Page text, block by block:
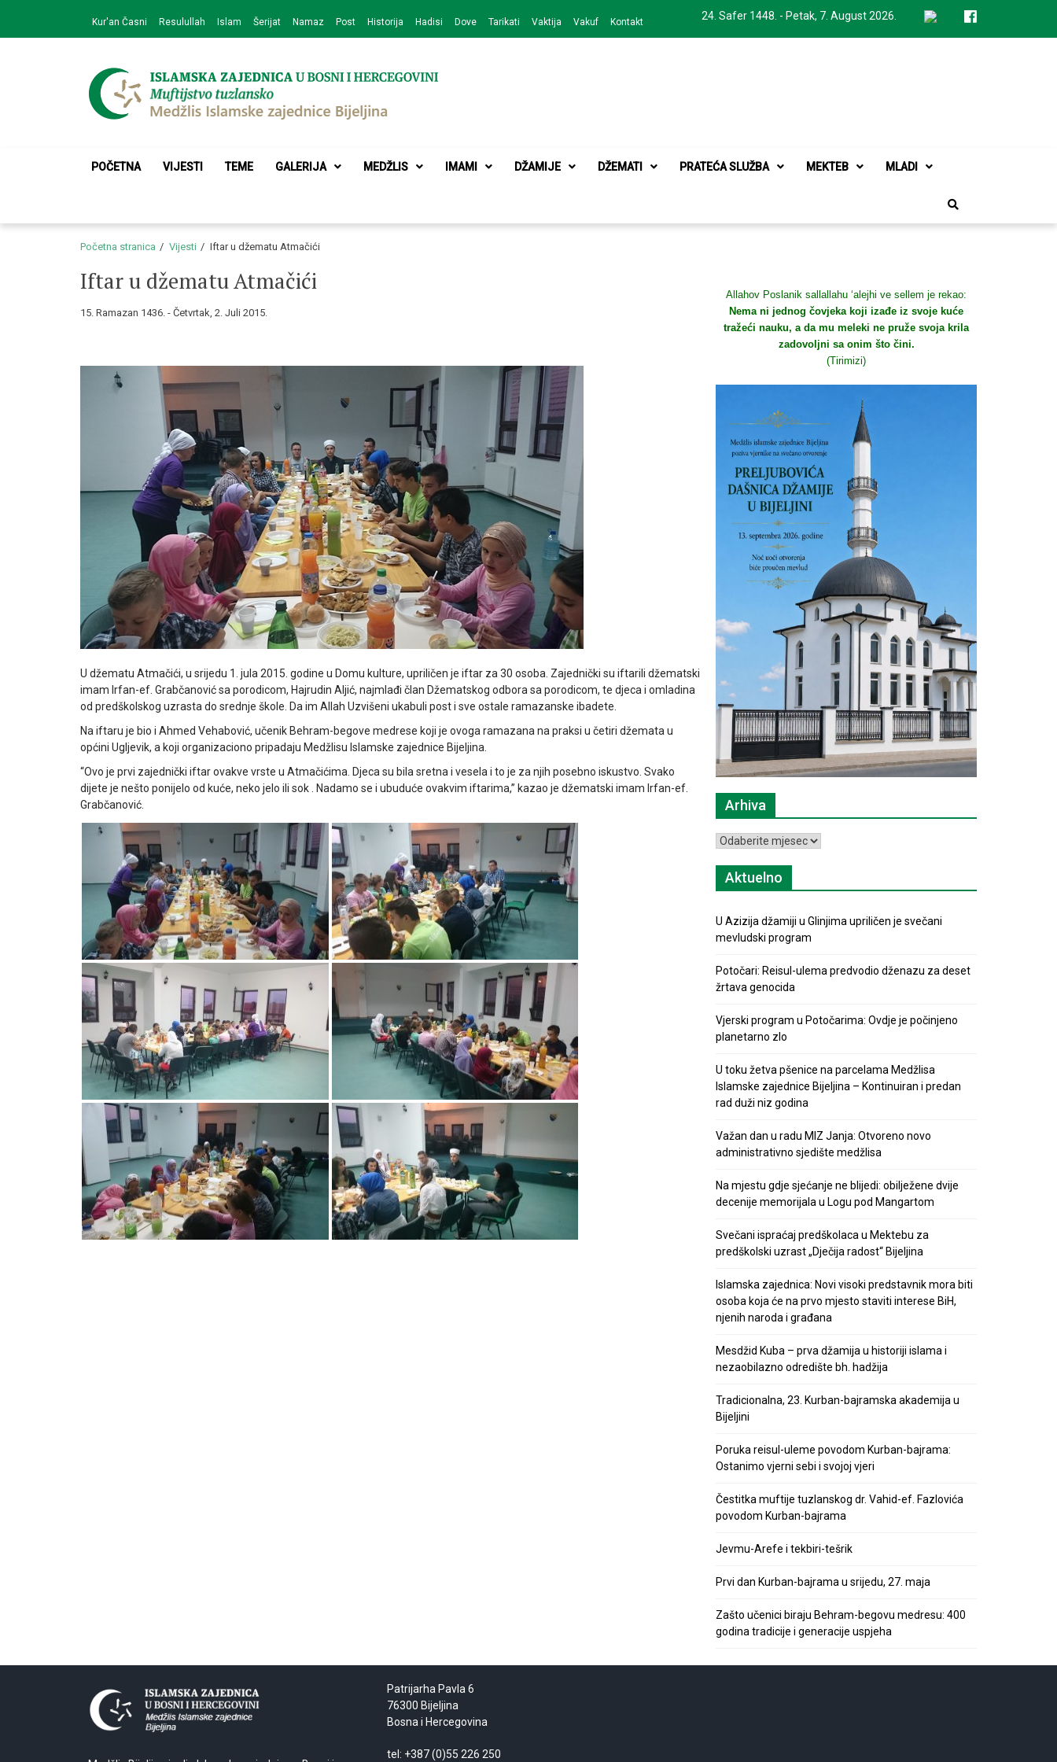
navigation
content
24. Safer 1448. - Petak, 7. August 2026.
Kur'an Časni Resulullah Islam Šerijat Namaz Post Historija Hadisi Dove Tarikati Vaktija Vakuf Kontakt
Medžlis Islamske zajednice Bijeljina
POČETNA VIJESTI TEME GALERIJA MEDŽLIS IMAMI DŽAMIJE DŽEMATI PRATEĆA SLUŽBA MEKTEB MLADI
Početna stranica Vijesti Iftar u džematu Atmačići
Iftar u džematu Atmačići
15. Ramazan 1436. - Četvrtak, 2. Juli 2015.
U džematu Atmačići, u srijedu 1. jula 2015. godine u Domu kulture, upriličen je iftar za 30 osoba. Zajednički su iftarili džematski
imam Irfan-ef. Grabčanović sa porodicom, Hajrudin Aljić, najmlađi član Džematskog odbora sa porodicom, te djeca i omladina
od predškolskog uzrasta do srednje škole. Da im Allah Uzvišeni ukabuli post i sve ostale ramazanske ibadete.
Na iftaru je bio i Ahmed Vehabović, učenik Behram-begove medrese koji je ovoga ramazana na praksi u četiri džemata u
općini Ugljevik, a koji organizaciono pripadaju Medžlisu Islamske zajednice Bijeljina.
“Ovo je prvi zajednički iftar ovakve vrste u Atmačićima. Djeca su bila sretna i vesela i to je za njih posebno iskustvo. Svako
dijete je nešto ponijelo od kuće, neko jelo ili sok . Nadamo se i ubuduće ovakvim iftarima,” kazao je džematski imam Irfan-ef.
Grabčanović.
Allahov Poslanik sallallahu ‘alejhi ve sellem je rekao:
Nema ni jednog čovjeka koji izađe iz svoje kuće
tražeći nauku, a da mu meleki ne pruže svoja krila
zadovoljni sa onim što čini.
(Tirimizi)
Arhiva
Arhiva
Aktuelno
U Azizija džamiji u Glinjima upriličen je svečani
mevludski program
Potočari: Reisul-ulema predvodio dženazu za deset
žrtava genocida
Vjerski program u Potočarima: Ovdje je počinjeno
planetarno zlo
U toku žetva pšenice na parcelama Medžlisa
Islamske zajednice Bijeljina – Kontinuiran i predan
rad duži niz godina
Važan dan u radu MIZ Janja: Otvoreno novo
administrativno sjedište medžlisa
Na mjestu gdje sjećanje ne blijedi: obilježene dvije
decenije memorijala u Logu pod Mangartom
Svečani ispraćaj predškolaca u Mektebu za
predškolski uzrast „Dječija radost“ Bijeljina
Islamska zajednica: Novi visoki predstavnik mora biti
osoba koja će na prvo mjesto staviti interese BiH,
njenih naroda i građana
Mesdžid Kuba – prva džamija u historiji islama i
nezaobilazno odredište bh. hadžija
Tradicionalna, 23. Kurban-bajramska akademija u
Bijeljini
Poruka reisul-uleme povodom Kurban-bajrama:
Ostanimo vjerni sebi i svojoj vjeri
Čestitka muftije tuzlanskog dr. Vahid-ef. Fazlovića
povodom Kurban-bajrama
Jevmu-Arefe i tekbiri-tešrik
Prvi dan Kurban-bajrama u srijedu, 27. maja
Zašto učenici biraju Behram-begovu medresu: 400
godina tradicije i generacije uspjeha
Patrijarha Pavla 6
76300 Bijeljina
Bosna i Hercegovina
tel: +387 (0)55 226 250